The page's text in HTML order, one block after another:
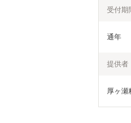
受付期
通年
提供者
厚ヶ瀬